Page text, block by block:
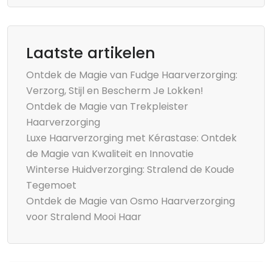
Laatste artikelen
Ontdek de Magie van Fudge Haarverzorging:
Verzorg, Stijl en Bescherm Je Lokken!
Ontdek de Magie van Trekpleister
Haarverzorging
Luxe Haarverzorging met Kérastase: Ontdek
de Magie van Kwaliteit en Innovatie
Winterse Huidverzorging: Stralend de Koude
Tegemoet
Ontdek de Magie van Osmo Haarverzorging
voor Stralend Mooi Haar